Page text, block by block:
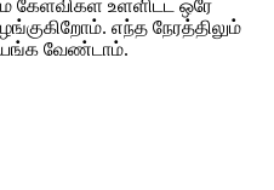
கேள்விகள் உள்ளிட்ட ஒரே
எந்த நேரத்திலும்
வேண்டாம்.